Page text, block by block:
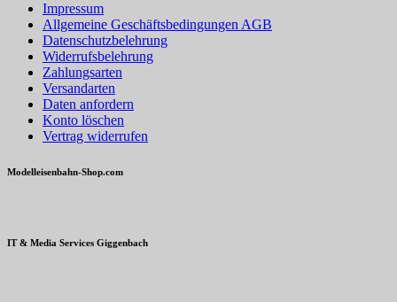
Impressum
Allgemeine Geschäftsbedingungen AGB
Datenschutzbelehrung
Widerrufsbelehrung
Zahlungsarten
Versandarten
Daten anfordern
Konto löschen
Vertrag widerrufen
Modelleisenbahn-Shop.com
IT & Media Services Giggenbach